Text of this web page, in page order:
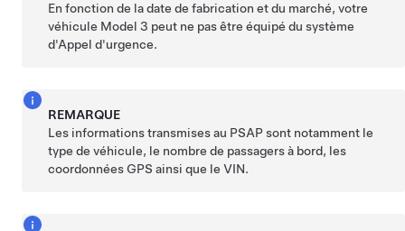
En fonction de la date de fabrication et du marché, votre
véhicule Model 3 peut ne pas être équipé du système
d'Appel d'urgence.
REMARQUE
Les informations transmisesau PSAPsont notamment le
type de véhicule, le nombre de passagers à bord, les
coordonnées GPS ainsi que le VIN.